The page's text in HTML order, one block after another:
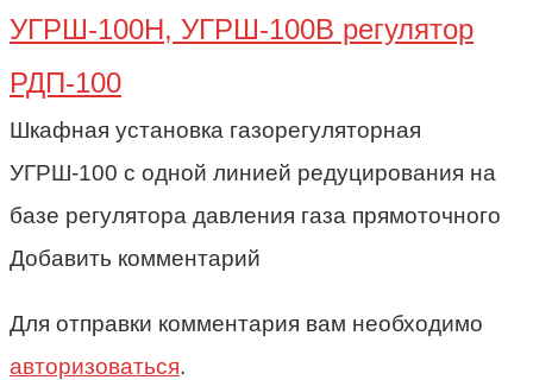
УГРШ-100Н, УГРШ-100В регулятор
РДП-100
Шкафная установка газорегуляторная
УГРШ-100 с одной линией редуцирования на
базе регулятора давления газа прямоточного
Добавить комментарий
Для отправки комментария вам необходимо
авторизоваться.